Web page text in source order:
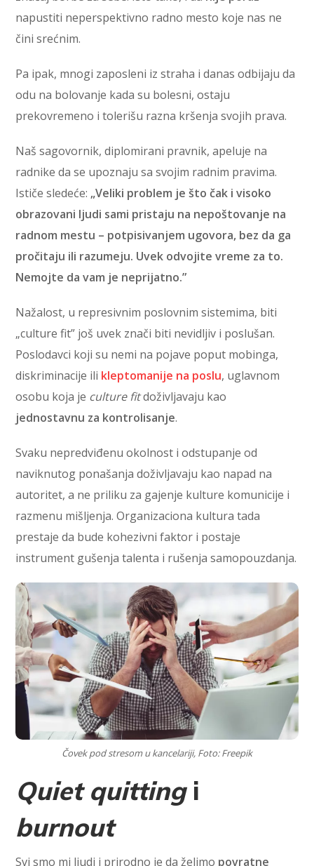
napustiti neperspektivno radno mesto koje nas ne
čini srećnim.
Pa ipak, mnogi zaposleni iz straha i danas odbijaju da
odu na bolovanje kada su bolesni, ostaju
prekovremeno i tolerišu razna kršenja svojih prava.
Naš sagovornik, diplomirani pravnik, apeluje na
radnike da se upoznaju sa svojim radnim pravima.
Ističe sledeće: „Veliki problem je što čak i visoko
obrazovani ljudi sami pristaju na nepoštovanje na
radnom mestu – potpisivanjem ugovora, bez da ga
pročitaju ili razumeju. Uvek odvojite vreme za to.
Nemojte da vam je neprijatno.”
Nažalost, u represivnim poslovnim sistemima, biti
„culture fit” još uvek znači biti nevidljiv i poslušan.
Poslodavci koji su nemi na pojave poput mobinga,
diskriminacije ili kleptomanije na poslu, uglavnom
osobu koja je culture fitdoživljavaju kao
jednostavnu za kontrolisanje.
Svaku nepredviđenu okolnost i odstupanje od
naviknutog ponašanja doživljavaju kao napad na
autoritet, a ne priliku za gajenje kulture komunicije i
razmenu mišljenja. Organizaciona kultura tada
prestaje da bude kohezivni faktor i postaje
instrument gušenja talenta i rušenja samopouzdanja.
Čovek pod stresom u kancelariji, Foto: Freepik
Quiet quittingi
burnout
Svi smo mi ljudi i prirodno je da želimo povratne